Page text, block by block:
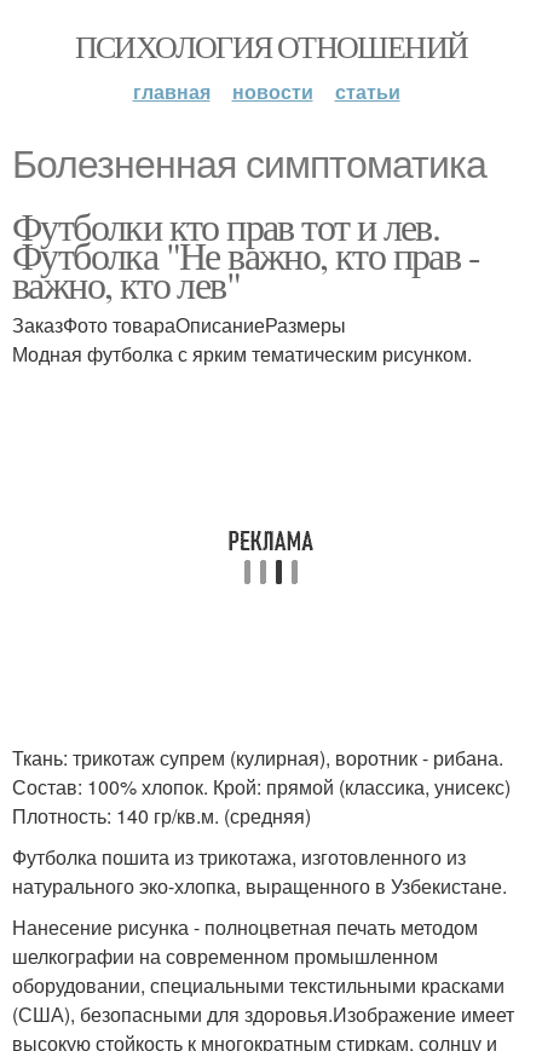
ПСИХОЛОГИЯ ОТНОШЕНИЙ
главная новости статьи
Болезненная симптоматика
Футболки кто прав тот и лев.
Футболка "Не важно, кто прав -
важно, кто лев"
ЗаказФото товараОписаниеРазмеры
Модная футболка с ярким тематическим рисунком.
Ткань: трикотаж супрем (кулирная), воротник - рибана.
Состав: 100% хлопок. Крой: прямой (классика, унисекс)
Плотность: 140 гр/кв.м. (средняя)
Футболка пошита из трикотажа, изготовленного из
натурального эко-хлопка, выращенного в Узбекистане.
Нанесение рисунка - полноцветная печать методом
шелкографии на современном промышленном
оборудовании, специальными текстильными красками
(США), безопасными для здоровья.Изображение имеет
высокую стойкость к многократным стиркам, солнцу и